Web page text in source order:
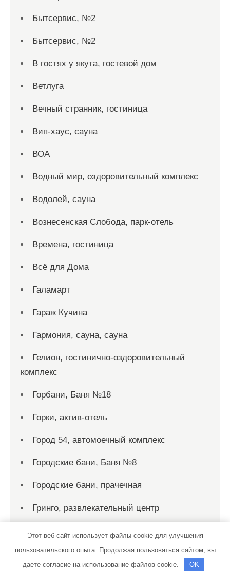
Бытсервис, №2
Бытсервис, №2
В гостях у якута, гостевой дом
Ветлуга
Вечный странник, гостиница
Вип-хаус, сауна
ВОА
Водный мир, оздоровительный комплекс
Водолей, сауна
Вознесенская Слобода, парк-отель
Времена, гостиница
Всё для Дома
Галамарт
Гараж Кучина
Гармония, сауна, сауна
Гелион, гостинично-оздоровительный
комплекс
Горбани, Баня №18
Горки, актив-отель
Город 54, автомоечный комплекс
Городские бани, Баня №8
Городские бани, прачечная
Гринго, развлекательный центр
Грузовая автомойка, Грузовая автомойка
Гюмри, гостинично-развлекательный
комплекс
Этот веб-сайт использует файлы cookie для улучшения
пользовательского опыта. Продолжая пользоваться сайтом, вы
даете согласие на использование файлов cookie.
OK